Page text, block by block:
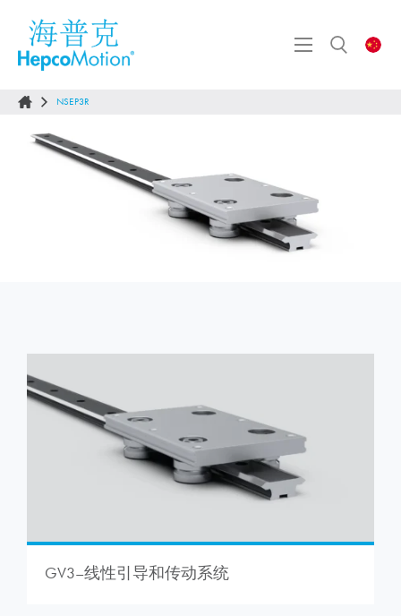
NSEP3R
GV3–线性引导和传动系统